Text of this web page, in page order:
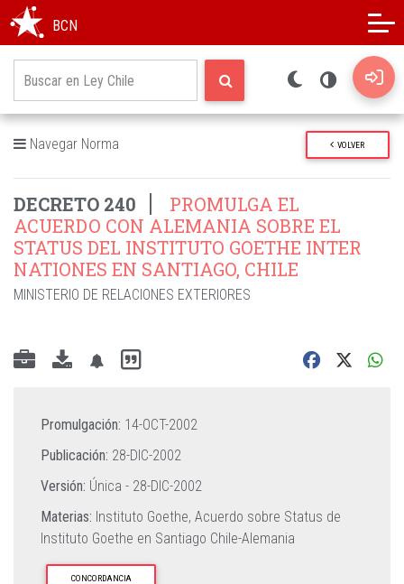
BCN
Navegar Norma VOLVER
DECRETO 240
PROMULGA EL
ACUERDO CON ALEMANIA SOBRE EL
STATUS DEL INSTITUTO GOETHE INTER
NATIONES EN SANTIAGO, CHILE
MINISTERIO DE RELACIONES EXTERIORES
Promulgación: 14-OCT-2002
Publicación: 28-DIC-2002
Versión: Única - 28-DIC-2002
Materias: Instituto Goethe, Acuerdo sobre Status de
Instituto Goethe en Santiago Chile-Alemania
CONCORDANCIA